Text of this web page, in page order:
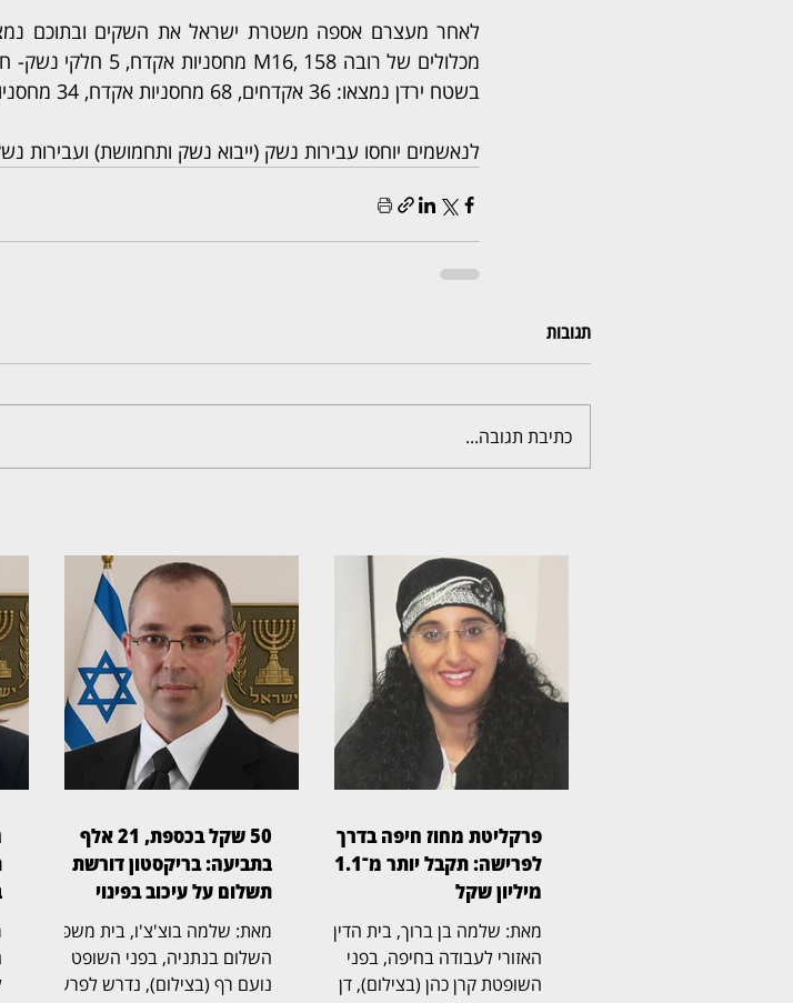
בשטח ירדן נמצאו: 36 אקדחים, 68 מחסניות אקדח, 34 מחסניות אקדח מלאות ו 20 מכלולים לאקדח.
לנאשמים יוחסו עבירות נשק (ייבוא נשק ותחמושת) ועבירות
תגובות
כתיבת תגובה...
פרקליטת מחוז חיפה בדרך
לפרישה: תקבל יותר מ־1.1
מיליון שקל
מאת: שלמה בן ברוך, בית הדין
האזורי לעבודה בחיפה, בפני
השופטת קרן כהן (בצילום), דן
50 שקל בכספת, 21 אלף
בתביעה: בריקסטון דורשת
תשלום על עיכוב בפינוי
מאת: שלמה בוצ'צ'ו, בית משפט
השלום בנתניה, בפני השופט
נועם רף (בצילום), נדרש לפרשה